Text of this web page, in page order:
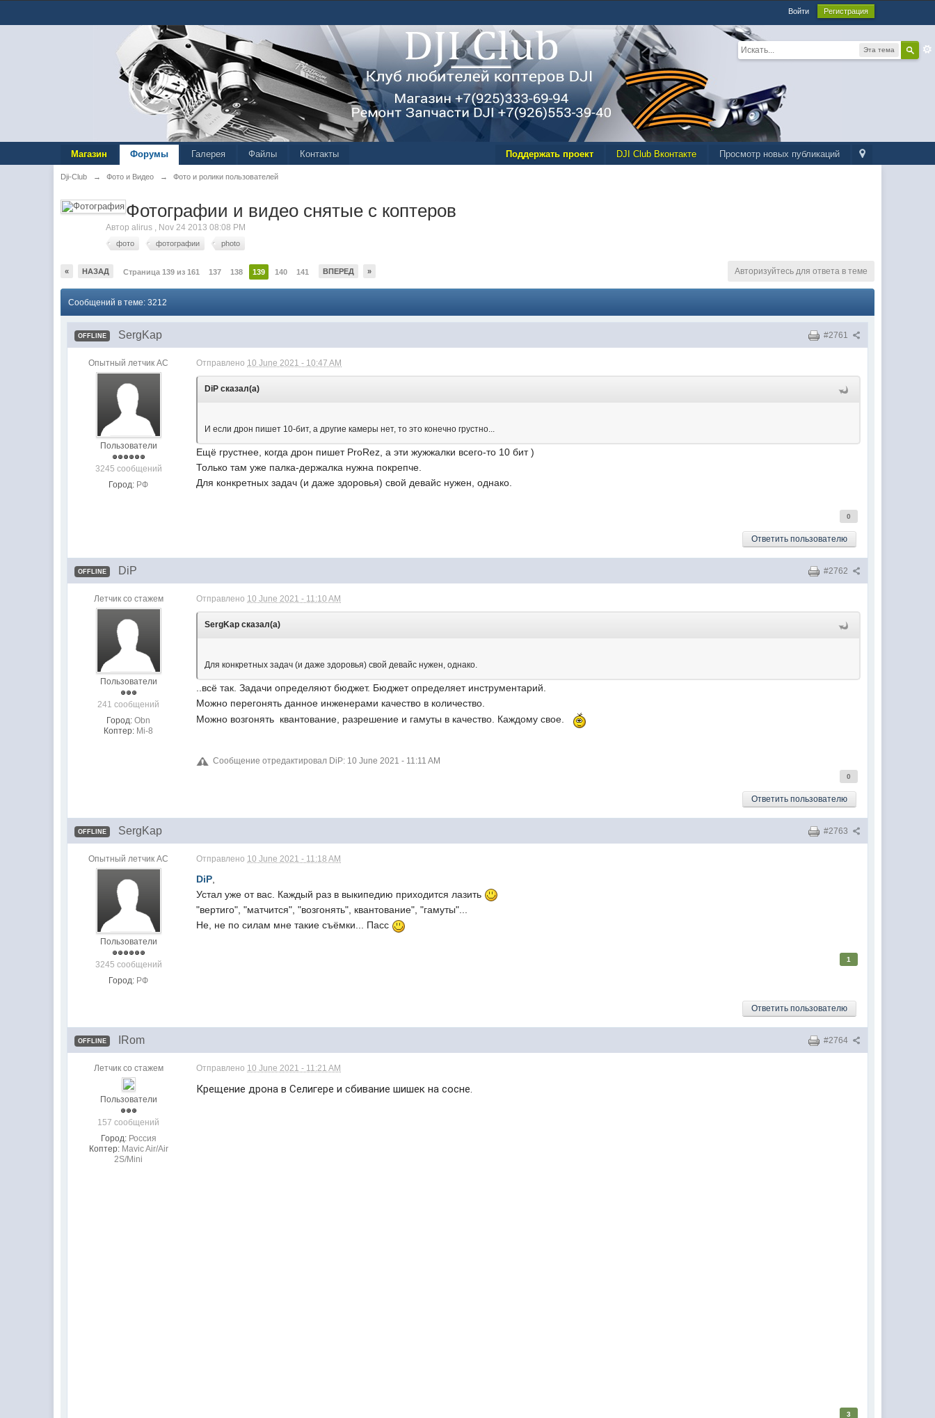
Войти Регистрация
Эта тема
Просмотр новых публикаций
DJI Club Вконтакте
Поддержать проект
Магазин Форумы Галерея Файлы Контакты
Dji-Club → Фото и Видео → Фото и ролики пользователей
Фотографии и видео снятые с коптеров
Авторalirus , Nov 24 2013 08:08 PM
фото фотографии photo
« НАЗАД Страница 139 из 161 137 138 139 140 141 ВПЕРЕД » Авторизуйтесь для ответа в теме
Сообщений в теме: 3212
#2761
OFFLINE SergKap
Опытный летчик АС
Пользователи
3245 сообщений
Город: РФ
Отправлено 10 June 2021 - 10:47 AM
DiP сказал(а)
И если дрон пишет 10-бит, а другие камеры нет, то это конечно грустно...
Ещё грустнее, когда дрон пишет ProRez, а эти жужжалки всего-то 10 бит )
Только там уже палка-держалка нужна покрепче.
Для конкретных задач (и даже здоровья) свой девайс нужен, однако.
0
Ответить пользователю
#2762
OFFLINE DiP
Летчик со стажем
Пользователи
241 сообщений
Город: Obn
Коптер: Mi-8
Отправлено 10 June 2021 - 11:10 AM
SergKap сказал(а)
Для конкретных задач (и даже здоровья) свой девайс нужен, однако.
..всё так. Задачи определяют бюджет. Бюджет определяет инструментарий.
Можно перегонять данное инженерами качество в количество.
Можно возгонять квантование, разрешение и гамуты в качество. Каждому свое.
Сообщение отредактировал DiP: 10 June 2021 - 11:11 AM
0
Ответить пользователю
#2763
OFFLINE SergKap
Опытный летчик АС
Пользователи
3245 сообщений
Город: РФ
Отправлено 10 June 2021 - 11:18 AM
DiP
Устал уже от вас. Каждый раз в выкипедию приходится лазить
"вертиго", "матчится", "возгонять", квантование", "гамуты"...
Не, не по силам мне такие съёмки... Пасс
1
Ответить пользователю
#2764
OFFLINE IRom
Летчик со стажем
Пользователи
157 сообщений
Город: Россия
Коптер: Mavic Air/Air
2S/Mini
Отправлено 10 June 2021 - 11:21 AM
Крещение дрона в Селигере и сбивание шишек на сосне.
3